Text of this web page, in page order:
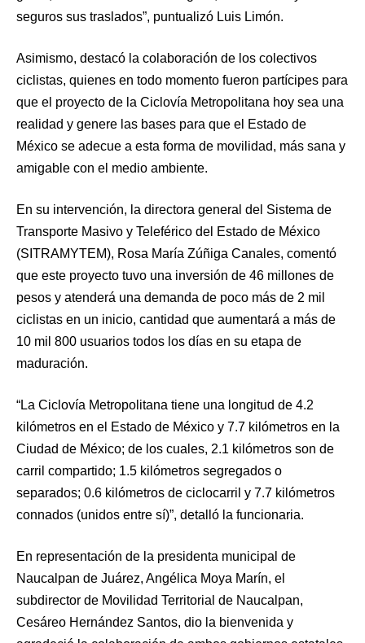
seguros sus traslados”, puntualizó Luis Limón.
Asimismo, destacó la colaboración de los colectivos
ciclistas, quienes en todo momento fueron partícipes para
que el proyecto de la Ciclovía Metropolitana hoy sea una
realidad y genere las bases para que el Estado de
México se adecue a esta forma de movilidad, más sana y
amigable con el medio ambiente.
En su intervención, la directora general del Sistema de
Transporte Masivo y Teleférico del Estado de México
(SITRAMYTEM), Rosa María Zúñiga Canales, comentó
que este proyecto tuvo una inversión de 46 millones de
pesos y atenderá una demanda de poco más de 2 mil
ciclistas en un inicio, cantidad que aumentará a más de
10 mil 800 usuarios todos los días en su etapa de
maduración.
“La Ciclovía Metropolitana tiene una longitud de 4.2
kilómetros en el Estado de México y 7.7 kilómetros en la
Ciudad de México; de los cuales, 2.1 kilómetros son de
carril compartido; 1.5 kilómetros segregados o
separados; 0.6 kilómetros de ciclocarril y 7.7 kilómetros
connados (unidos entre sí)”, detalló la funcionaria.
En representación de la presidenta municipal de
Naucalpan de Juárez, Angélica Moya Marín, el
subdirector de Movilidad Territorial de Naucalpan,
Cesáreo Hernández Santos, dio la bienvenida y